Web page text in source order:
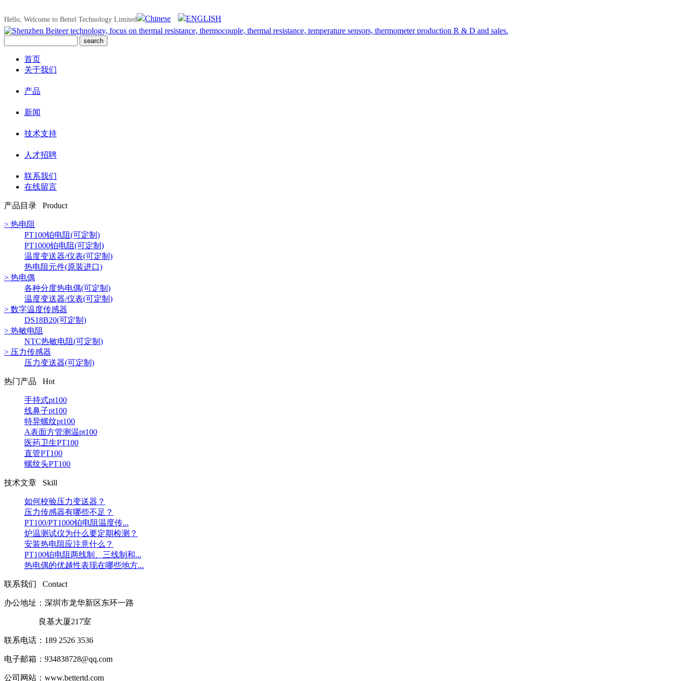
Hello, Welcome to Bettel Technology Limited Chinese ENGLISH
首页
关于我们
产品
新闻
技术支持
人才招聘
联系我们
在线留言
产品目录 Product
> 热电阻
PT100铂电阻(可定制)
PT1000铂电阻(可定制)
温度变送器/仪表(可定制)
热电阻元件(原装进口)
> 热电偶
各种分度热电偶(可定制)
温度变送器/仪表(可定制)
> 数字温度传感器
DS18B20(可定制)
> 热敏电阻
NTC热敏电阻(可定制)
> 压力传感器
压力变送器(可定制)
热门产品 Hot
手持式pt100
线鼻子pt100
特异螺纹pt100
A表面方管测温pt100
医药卫生PT100
直管PT100
螺纹头PT100
技术文章 Skill
如何校验压力变送器？
压力传感器有哪些不足？
PT100/PT1000铂电阻温度传...
炉温测试仪为什么要定期检测？
安装热电阻应注意什么？
PT100铂电阻两线制、三线制和...
热电偶的优越性表现在哪些地方...
联系我们 Contact
办公地址：深圳市龙华新区东环一路
良基大厦217室
联系电话：189 2526 3536
电子邮箱： 934838728@qq.com
公司网站： www.bettertd.com